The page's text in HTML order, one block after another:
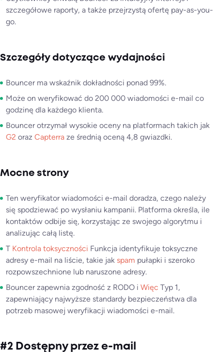
szczegółowe raporty, a także przejrzystą ofertę pay-as-you-
go.
Szczegóły dotyczące wydajności
Bouncer ma wskaźnik dokładności ponad 99%.
Może on weryfikować do 200 000 wiadomości e-mail co
godzinę dla każdego klienta.
Bouncer otrzymał wysokie oceny na platformach takich jak
G2 oraz Capterra ze średnią oceną 4,8 gwiazdki.
Mocne strony
Ten weryfikator wiadomości e-mail doradza, czego należy
się spodziewać po wysłaniu kampanii. Platforma określa, ile
kontaktów odbije się, korzystając ze swojego algorytmu i
analizując całą listę.
T Kontrola toksyczności Funkcja identyfikuje toksyczne
adresy e-mail na liście, takie jak spam pułapki i szeroko
rozpowszechnione lub naruszone adresy.
Bouncer zapewnia zgodność z RODO i Więc Typ 1,
zapewniający najwyższe standardy bezpieczeństwa dla
potrzeb masowej weryfikacji wiadomości e-mail.
#2 Dostępny przez e-mail